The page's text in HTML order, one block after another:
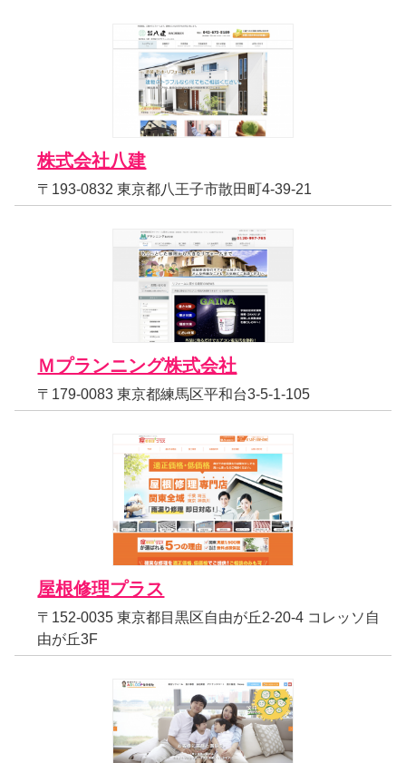
株式会社八建
〒193-0832 東京都八王子市散田町4-39-21
Ｍプランニング株式会社
〒179-0083 東京都練馬区平和台3-5-1-105
屋根修理プラス
〒152-0035 東京都目黒区自由が丘2-20-4 コレッソ自
由が丘3F